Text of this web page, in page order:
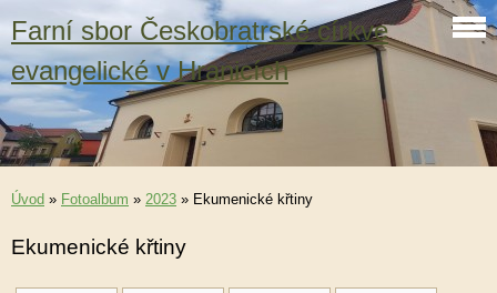
Farní sbor Českobratrské církve
evangelické v Hranicích
Úvod » Fotoalbum » 2023 » Ekumenické křtiny
Ekumenické křtiny